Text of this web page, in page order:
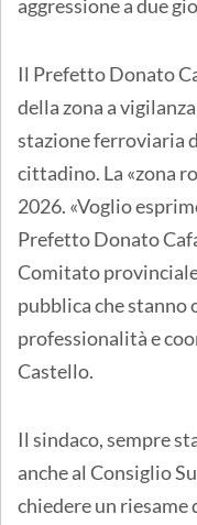
aggressione a due
Il Prefetto Donato
della zona a
stazione ferroviaria
cittadino. La «zona
2026. «Voglio
Prefetto Donato
Comitato provinciale
pubblica che stanno
professionalità e
Castello.
Il sindaco, sempre
anche al Consiglio
chiedere un riesame